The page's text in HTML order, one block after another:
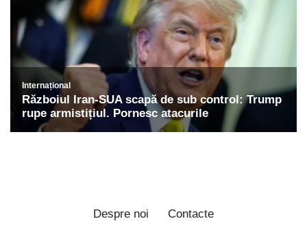
Despre noi Contacte